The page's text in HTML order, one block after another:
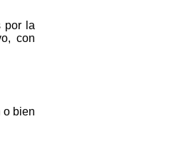
por la
con
o bien